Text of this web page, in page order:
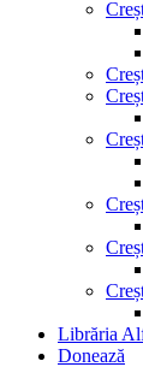
Librăria
Donează